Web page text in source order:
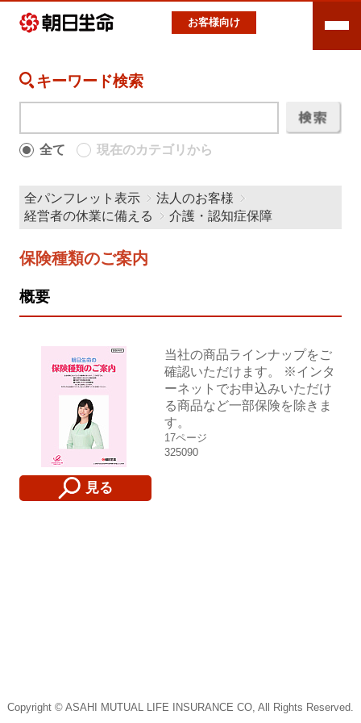
お客様向け
全パンフレット表示
法人のお客様
経営者の休業に備える
介護・認知症保障
保険種類のご案内
概要
見る
当社の商品ラインナップをご
確認いただけます。 ※インタ
ーネットでお申込みいただけ
る商品など一部保険を除きま
す。
17ページ
325090
キーワード検索
全て 現在のカテゴリから
Copyright © ASAHI MUTUAL LIFE INSURANCE CO, All Rights Reserved.